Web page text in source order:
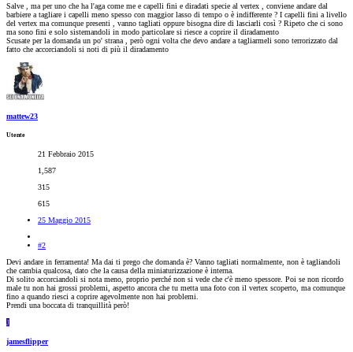
Salve , ma per uno che ha l'aga come me e capelli fini e diradati specie al vertex , conviene andare dal
barbiere a tagliare i capelli meno spesso con maggior lasso di tempo o è indifferente ? I capelli fini a livello
del vertex ma comunque presenti , vanno tagliati oppure bisogna dire di lasciarli così ? Ripeto che ci sono
ma sono fini e solo sistemandoli in modo particolare si riesce a coprire il diradamento
Scusate per la domanda un po' strana , però ogni volta che devo andare a tagliarmeli sono terrorizzato dal
fatto che accorciandoli si noti di più il diradamento
mattew23
Utente
21 Febbraio 2015
1,587
315
615
25 Maggio 2015
#2
Devi andare in ferramenta! Ma dai ti prego che domanda è? Vanno tagliati normalmente, non è tagliandoli
che cambia qualcosa, dato che la causa della miniaturizzazione è interna.
Di solito accorciandoli si nota meno, proprio perché non si vede che c'è meno spessore. Poi se non ricordo
male tu non hai grossi problemi, aspetto ancora che tu metta una foto con il vertex scoperto, ma comunque
fino a quando riesci a coprire agevolmente non hai problemi.
Prendi una boccata di tranquillità però!
J
jamesflipper